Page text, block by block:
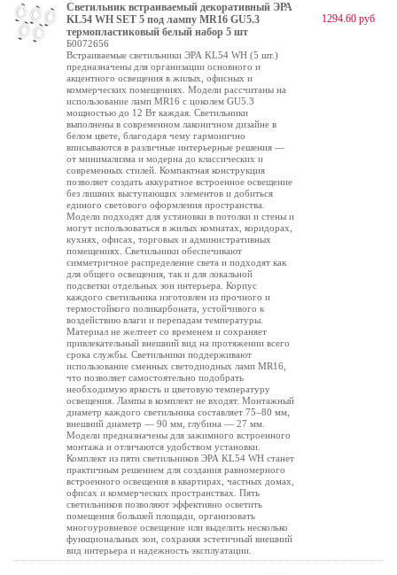
Светильник встраиваемый декоративный ЭРА
KL54 WH SET 5 под лампу MR16 GU5.3
термопластиковый белый набор 5 шт
Б0072656
Встраиваемые светильники ЭРА KL54 WH (5 шт.)
предназначены для организации основного и
акцентного освещения в жилых, офисных и
коммерческих помещениях. Модели рассчитаны на
использование ламп MR16 с цоколем GU5.3
мощностью до 12 Вт каждая. Светильники
выполнены в современном лаконичном дизайне в
белом цвете, благодаря чему гармонично
вписываются в различные интерьерные решения —
от минимализма и модерна до классических и
современных стилей. Компактная конструкция
позволяет создать аккуратное встроенное освещение
без лишних выступающих элементов и добиться
единого светового оформления пространства.
Модели подходят для установки в потолки и стены и
могут использоваться в жилых комнатах, коридорах,
кухнях, офисах, торговых и административных
помещениях. Светильники обеспечивают
симметричное распределение света и подходят как
для общего освещения, так и для локальной
подсветки отдельных зон интерьера. Корпус
каждого светильника изготовлен из прочного и
термостойкого поликарбоната, устойчивого к
воздействию влаги и перепадам температуры.
Материал не желтеет со временем и сохраняет
привлекательный внешний вид на протяжении всего
срока службы. Светильники поддерживают
использование сменных светодиодных ламп MR16,
что позволяет самостоятельно подобрать
необходимую яркость и цветовую температуру
освещения. Лампы в комплект не входят. Монтажный
диаметр каждого светильника составляет 75–80 мм,
внешний диаметр — 90 мм, глубина — 27 мм.
Модели предназначены для зажимного встроенного
монтажа и отличаются удобством установки.
Комплект из пяти светильников ЭРА KL54 WH станет
практичным решением для создания равномерного
встроенного освещения в квартирах, частных домах,
офисах и коммерческих пространствах. Пять
светильников позволяют эффективно осветить
помещения большей площади, организовать
многоуровневое освещение или выделить несколько
функциональных зон, сохраняя эстетичный внешний
вид интерьера и надежность эксплуатации.
1294.60 руб